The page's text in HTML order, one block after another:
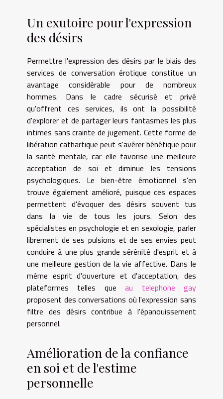
Un exutoire pour l'expression
des désirs
Permettre l'expression des désirs par le biais des
services de conversation érotique constitue un
avantage considérable pour de nombreux
hommes. Dans le cadre sécurisé et privé
qu'offrent ces services, ils ont la possibilité
d'explorer et de partager leurs fantasmes les plus
intimes sans crainte de jugement. Cette forme de
libération cathartique peut s'avérer bénéfique pour
la santé mentale, car elle favorise une meilleure
acceptation de soi et diminue les tensions
psychologiques. Le bien-être émotionnel s'en
trouve également amélioré, puisque ces espaces
permettent d'évoquer des désirs souvent tus
dans la vie de tous les jours. Selon des
spécialistes en psychologie et en sexologie, parler
librement de ses pulsions et de ses envies peut
conduire à une plus grande sérénité d'esprit et à
une meilleure gestion de la vie affective. Dans le
même esprit d'ouverture et d'acceptation, des
plateformes telles queau telephone gay
proposent des conversations où l'expression sans
filtre des désirs contribue à l'épanouissement
personnel.
Amélioration de la confiance
en soi et de l'estime
personnelle